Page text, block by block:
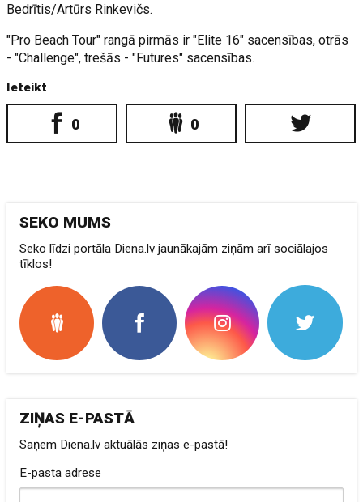
Bedrītis/Artūrs Rinkevičs.
"Pro Beach Tour" rangā pirmās ir "Elite 16" sacensības, otrās
- "Challenge", trešās - "Futures" sacensības.
Ieteikt
0 0
SEKO MUMS
Seko līdzi portāla Diena.lv jaunākajām ziņām arī sociālajos
tīklos!
ZIŅAS E-PASTĀ
Saņem Diena.lv aktuālās ziņas e-pastā!
E-pasta adrese